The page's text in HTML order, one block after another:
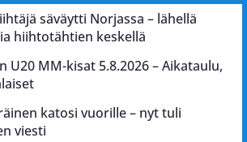
säväytti Norjassa – lähellä
hiihtotähtien keskellä
U20 MM-kisat 5.8.2026 – Aikataulu,
katosi vuorille – nyt tuli
viesti